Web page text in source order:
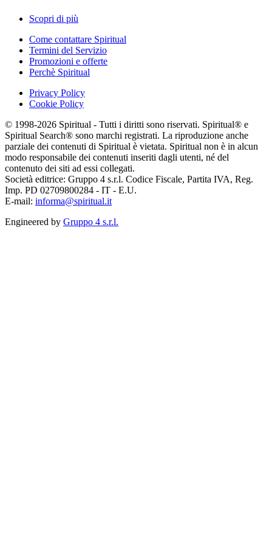
Scopri di più
Come contattare Spiritual
Termini del Servizio
Promozioni e offerte
Perchè Spiritual
Privacy Policy
Cookie Policy
© 1998-2026 Spiritual - Tutti i diritti sono riservati. Spiritual® e
Spiritual Search® sono marchi registrati. La riproduzione anche
parziale dei contenuti di Spiritual è vietata. Spiritual non è in alcun
modo responsabile dei contenuti inseriti dagli utenti, né del
contenuto dei siti ad essi collegati.
Società editrice: Gruppo 4 s.r.l. Codice Fiscale, Partita IVA, Reg.
Imp. PD 02709800284 - IT - E.U.
E-mail: informa@spiritual.it
Engineered by Gruppo 4 s.r.l.